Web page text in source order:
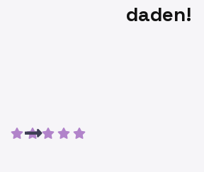
daden!
    
